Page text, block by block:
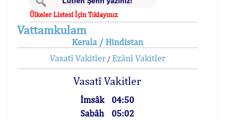
Ülkeler Listesi İçin Tıklayınız
Vattamkulam
Kerala / Hindistan
Vasatî Vakitler/ Ezânî Vakitler
Vasatî Vakitler
İmsâk
04:50
Sabâh
05:02